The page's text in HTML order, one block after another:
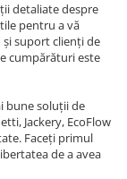
detaliate despre
pentru a vă
suport clienți de
cumpărături este
bune soluții de
Jackery, EcoFlow
Faceți primul
de a avea